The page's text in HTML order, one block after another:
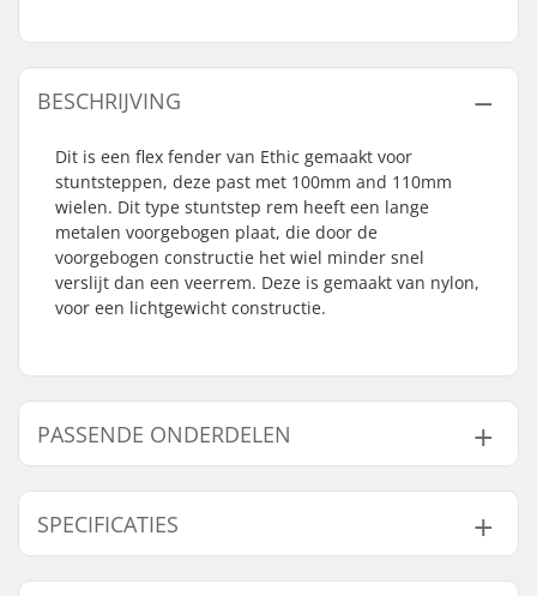
BESCHRIJVING
Dit is een flex fender van Ethic gemaakt voor
stuntsteppen, deze past met 100mm and 110mm
wielen. Dit type stuntstep rem heeft een lange
metalen voorgebogen plaat, die door de
voorgebogen constructie het wiel minder snel
verslijt dan een veerrem. Deze is gemaakt van nylon,
voor een lichtgewicht constructie.
PASSENDE ONDERDELEN
Vind producten die samen gaan met Ethic DTC Nylon
Step Rem:
SPECIFICATIES
Wieldiameter:
100mm, 110mm